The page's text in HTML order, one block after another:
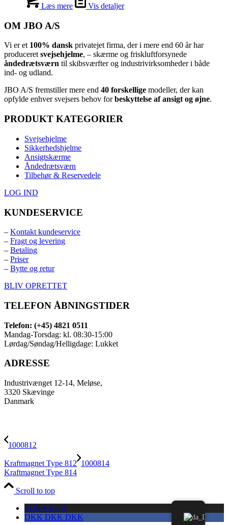
Læs mere Vis detaljer
OM JBO A/S
Vi er et 100% dansk privatejet firma, der i mere end 60 år har
produceret svejsehjelme, – skærme og friskluftforsynede
åndedrætsværn til skibsværfter og industrivirksomheder i både
ind- og udland.
JBO A/S ⁦ fremstiller mere end 40 forskellige modeller, der kan
opfylde enhver svejsers behov forbeskyttelse af ansigt og øjne.⁩
PRODUKT KATEGORIER
Svejsehjelme
Sikkerhedshjelme
Ansigtskærme
Åndedrætsværn
Tilbehør & Reservedele
LOG IND
KUNDESERVICE
– Kontakt kundeservice
– Fragt og levering
– Betaling
– Priser
– Bytte og retur
BLIV OPRETTET
TELEFON ÅBNINGSTIDER
Telefon: (+45) 4821 0511
Mandag-Torsdag: kl. 08:30-15:00
Lørdag/Søndag/Helligdage: Lukket
ADRESSE
Industrivænget 12-14, Meløse,
3320 Skævinge
Danmark
1000812
Kraftmagnet Type 812 1000814
Kraftmagnet Type 814
Scroll to top
EUR € EUR
DKK DKK DKK